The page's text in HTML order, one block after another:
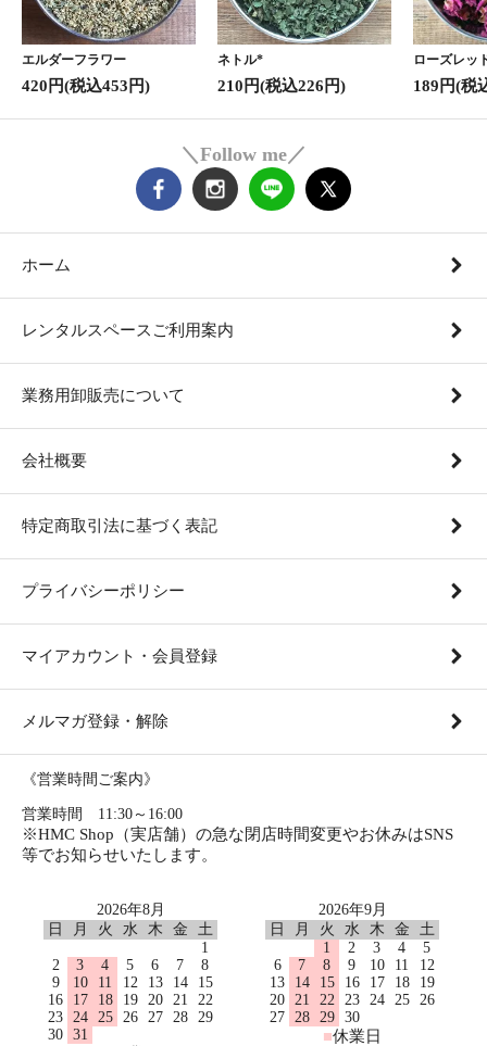
エルダーフラワー
420円(税込453円)
ネトル*
210円(税込226円)
ローズレッ
189円(税
＼Follow me／
ホーム
レンタルスペースご利用案内
業務用卸販売について
会社概要
特定商取引法に基づく表記
プライバシーポリシー
マイアカウント・会員登録
メルマガ登録・解除
《営業時間ご案内》
営業時間 11:30～16:00
※HMC Shop（実店舗）の急な閉店時間変更やお休みはSNS
等でお知らせいたします。
2026年8月
日
月 火 水 木 金
土
1
2
3 4 5 6 7
8
9
10 11 12 13 14
15
16
17 18 19 20 21
22
23
24 25 26 27 28
29
30 31
2026年9月
日
月 火 水 木 金
土
1
2 3 4
5
6
7 8 9 10 11
12
13
14 15 16 17 18
19
20
21 22 23 24 25
26
27
28 29 30
■休業日